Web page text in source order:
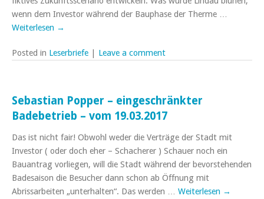
wenn dem Investor während der Bauphase der Therme …
Weiterlesen →
Posted in Leserbriefe | Leave a comment
Sebastian Popper – eingeschränkter
Badebetrieb – vom 19.03.2017
Das ist nicht fair! Obwohl weder die Verträge der Stadt mit
Investor ( oder doch eher – Schacherer ) Schauer noch ein
Bauantrag vorliegen, will die Stadt während der bevorstehenden
Badesaison die Besucher dann schon ab Öffnung mit
Abrissarbeiten „unterhalten“. Das werden … Weiterlesen →